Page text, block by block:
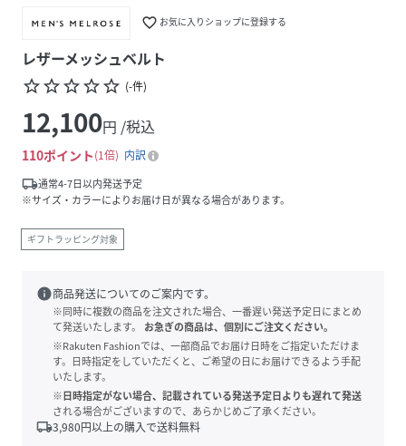
favorite_border お気に入りショップに登録する
レザーメッシュベルト
star_borderstar_borderstar_borderstar_borderstar_border (-件)
12,100円 /税込
110ポイント 1倍
内訳
local_shipping通常4-7日以内発送予定
※サイズ・カラーによりお届け日が異なる場合があります。
ギフトラッピング対象
info商品発送についてのご案内です。
※同時に複数の商品を注文された場合、一番遅い発送予定日にまとめ
て発送いたします。
お急ぎの商品は、個別にご注文ください。
※Rakuten Fashionでは、一部商品でお届け日時をご指定いただけま
す。日時指定をしていただくと、ご希望の日にお届けできるよう手配
いたします。
※日時指定がない場合、記載されている発送予定日よりも遅れて発送
される場合がございますので、あらかじめご了承ください。
local_shipping3,980円以上の購入で送料無料